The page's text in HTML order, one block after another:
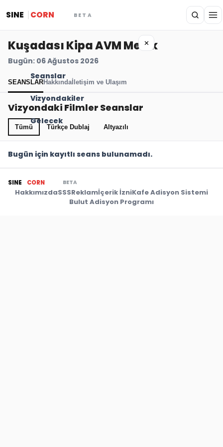
SINE CORN BETA
✕
Seanslar
Vizyondakiler
Gelecek
Kuşadası Kipa AVM Melek
Bugün: 06 Ağustos 2026
SEANSLARHakkındaİletişim ve Ulaşım
Vizyondaki Filmler Seanslar
Tümü Türkçe Dublaj Altyazılı
Bugün için kayıtlı seans bulunamadı.
SINE CORN BETA
HakkımızdaSSSReklamİçerik İzniKafe Adisyon Sistemi
Bulut Adisyon Programı